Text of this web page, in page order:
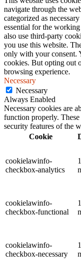
navigate through the
categorized as
essential for the
also use third-party
you use this website.
only with your consent.
cookies. But opting out
browsing experience.
Necessary
Necessary
Always Enabled
Necessary cookies are
function properly.
security features of the
Cookie
cookielawinfo-
checkbox-analytics
cookielawinfo-
checkbox-functional
cookielawinfo-
checkbox-necessary